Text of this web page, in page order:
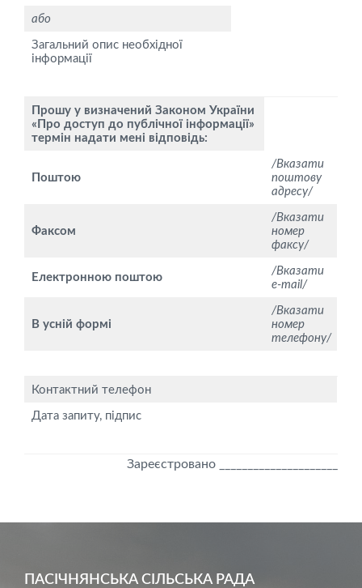
або
Загальний опис необхідної
інформації
Прошу у визначений Законом України
«Про доступ до публічної інформації»
термін надати мені відповідь:
Поштою
/Вказати
поштову
адресу/
Факсом
/Вказати
номер
факсу/
Електронною поштою
/Вказати
e-mаіl/
В усній формі
/Вказати
номер
телефону/
Контактний телефон
Дата запиту, підпис
Зареєстровано _____________________
ПАСІЧНЯНСЬКА СІЛЬСЬКА РАДА